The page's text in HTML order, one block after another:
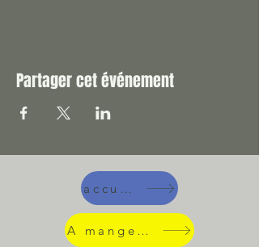
Partager cet événement
accueil
A manger !